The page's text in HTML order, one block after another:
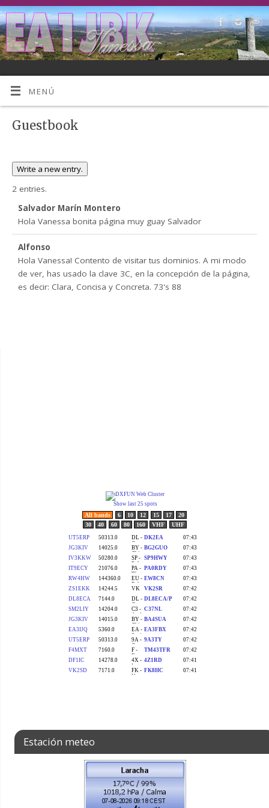
MENÚ
Guestbook
2 entries.
Salvador Marín Montero
Hola Vanessa bonita página muy guay Salvador
Alfonso
Hola Vanessa! Contento de visitar tus dominios. A mi modo
de ver, has usado la clave 3C, en la concepción de la página,
es decir: Clara, Concisa y Concreta. 73's 88
Estación meteo